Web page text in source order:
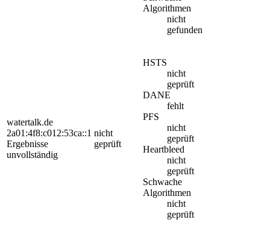
Algorithmen
nicht
gefunden
watertalk.de
2a01:4f8:c012:53ca::1
Ergebnisse
unvollständig
nicht
geprüft
HSTS
nicht
geprüft
DANE
fehlt
PFS
nicht
geprüft
Heartbleed
nicht
geprüft
Schwache
Algorithmen
nicht
geprüft